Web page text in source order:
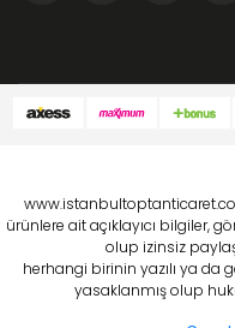
ürünlere ait açıklayıcı bilgiler,
olup izinsiz
herhangi birinin yazılı ya da
yasaklanmış olup